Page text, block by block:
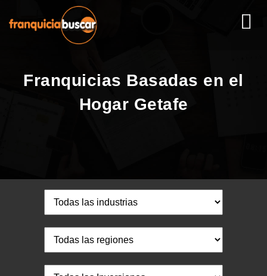
Franquicias Basadas en el
Hogar Getafe